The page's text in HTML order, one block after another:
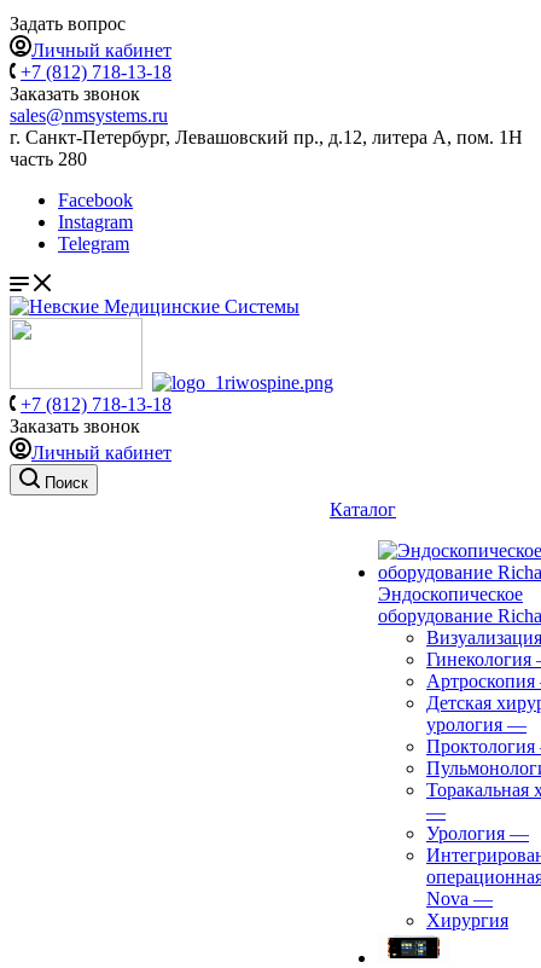
Задать вопрос
Личный кабинет
+7 (812) 718-13-18
Заказать звонок
sales@nmsystems.ru
г. Санкт-Петербург, Левашовский пр., д.12, литера А, пом. 1Н
часть 280
Facebook
Instagram
Telegram
+7 (812) 718-13-18
Заказать звонок
Личный кабинет
Поиск
Каталог
Эндоскопическое
оборудование
Визуализация
Гинекология
Артроскопия
Детская
урология —
Проктология
Торакальная
—
Урология —
Nova —
Хирургия